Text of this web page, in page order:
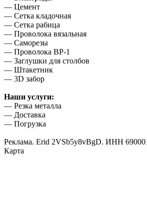
— Цемент
— Сетка кладочная
— Сетка рабица
— Проволока вязальная
— Саморезы
— Проволока ВР-1
— Заглушки для столбов
— Штакетник
— 3D забор
Наши услуги:
— Резка металла
— Доставка
— Погрузка
Реклама. Erid 2VSb5y8vBgD. ИНН
Карта